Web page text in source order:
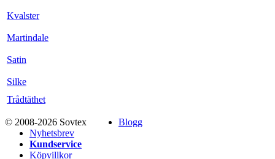
Kvalster
Martindale
Satin
Silke
Trådtäthet
© 2008-2026 Sovtex
Blogg
Nyhetsbrev
Kundservice
Köpvillkor